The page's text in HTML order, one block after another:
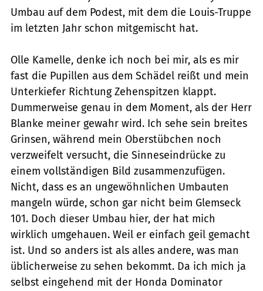
Umbau auf dem Podest, mit dem die Louis-Truppe
im letzten Jahr schon mitgemischt hat.
Olle Kamelle, denke ich noch bei mir, als es mir
fast die Pupillen aus dem Schädel reißt und mein
Unterkiefer Richtung Zehenspitzen klappt.
Dummerweise genau in dem Moment, als der Herr
Blanke meiner gewahr wird. Ich sehe sein breites
Grinsen, während mein Oberstübchen noch
verzweifelt versucht, die Sinneseindrücke zu
einem vollständigen Bild zusammenzufügen.
Nicht, dass es an ungewöhnlichen Umbauten
mangeln würde, schon gar nicht beim Glemseck
101. Doch dieser Umbau hier, der hat mich
wirklich umgehauen. Weil er einfach geil gemacht
ist. Und so anders ist als alles andere, was man
üblicherweise zu sehen bekommt. Da ich mich ja
selbst eingehend mit der Honda Dominator